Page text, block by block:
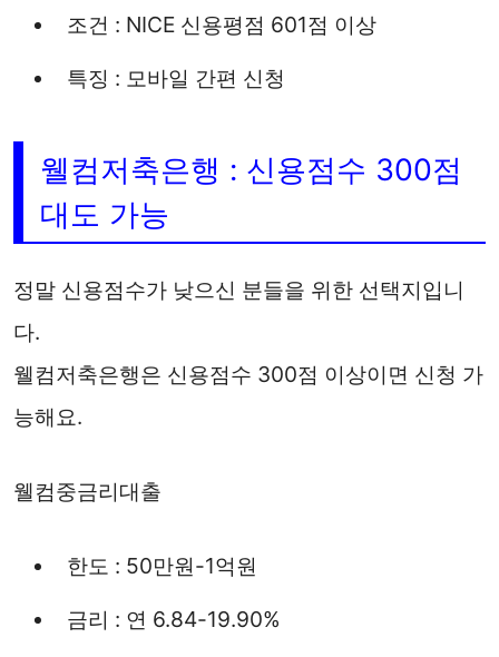
조건 : NICE 신용평점 601점 이상
특징 : 모바일 간편 신청
웰컴저축은행 : 신용점수 300점
대도 가능
정말 신용점수가 낮으신 분들을 위한 선택지입니
다.
웰컴저축은행은 신용점수 300점 이상이면 신청 가
능해요.
웰컴중금리대출
한도 : 50만원-1억원
금리 : 연 6.84-19.90%